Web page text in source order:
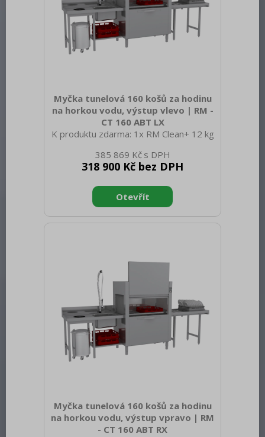
Myčka tunelová 160 košů za hodinu
na horkou vodu, výstup vlevo | RM -
CT 160 ABT LX
K produktu zdarma: 1x RM Clean+ 12 kg
(00012273) Sap kód: 00010031 Šířka
netto [mm]: 1150 Hloubka netto [mm]:
netto [kg]: 192.00 Šířka brutto [mm]:
1280 Hloubka brutto [mm]: 920 Výška
brutto [mm]: 1800 Hmotnost brutto
Napájení: 400 V / 3N - 50 Hz Počet
programů: 4 Otevírání zařízení:
385 869 Kč
318 900 Kč bez DPH
Myčka tunelová 160 košů za hodinu
na horkou vodu, výstup vpravo | RM
- CT 160 ABT RX